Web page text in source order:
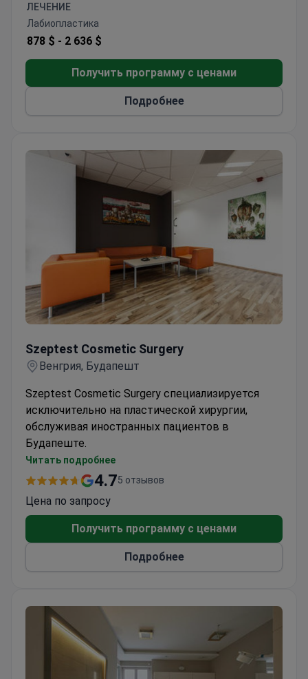
decades of practical experience.
Medical staff speak English and Hungarian.
Services include medical records transfer,
rehabilitation.
Offers laparoscopy, vaginoplasty on request, and
medication therapy for acne and incontinence.
ЛЕЧЕНИЕ
Лабиопластика
878 $ - 2 636 $
Получить программу с ценами
Подробнее
Szeptest Cosmetic Surgery
Венгрия, Будапешт
Szeptest Cosmetic Surgery специализируется
исключительно на пластической хирургии,
обслуживая иностранных пациентов в
Будапеште.
Фокус исключительно на косметических и
реконструктивных процедурах
Канады и Великобритании
Специализированное учреждение для
оптимизированного ухода
Читать подробнее
4.75 отзывов
Цена по запросу
Получить программу с ценами
Подробнее